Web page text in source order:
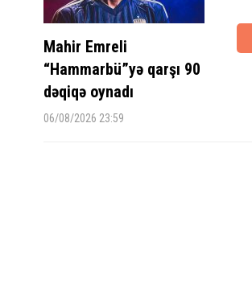
Mahir Emreli
“Hammarbü”yə qarşı 90
dəqiqə oynadı
06/08/2026 23:59